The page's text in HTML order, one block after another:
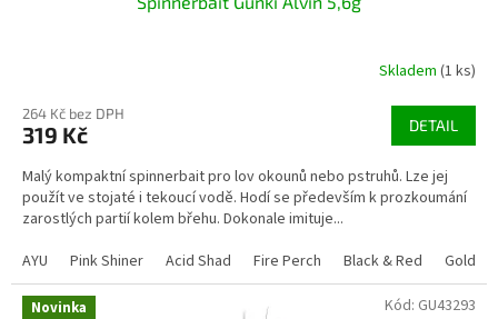
Skladem (1 ks)
264 Kč bez DPH
319 Kč DETAIL
Malý kompaktní spinnerbait pro lov okounů nebo pstruhů. Lze jej
použít ve stojaté i tekoucí vodě. Hodí se především k prozkoumání
zarostlých partií kolem břehu. Dokonale imituje...
AYU
Pink Shiner Acid Shad Fire Perch Black & Red Gold
Novinka
Kód: GU43293